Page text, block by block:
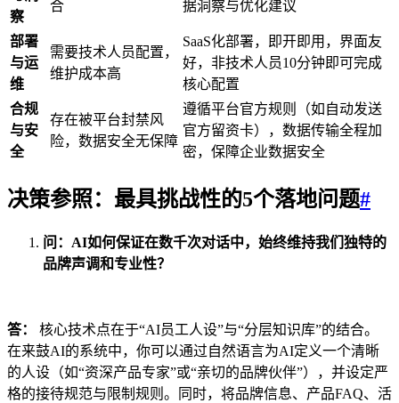
察
合
据洞察与优化建议
部署
与运
维
需要技术人员配置，
维护成本高
SaaS化部署，即开即用，界面友
好，非技术人员10分钟即可完成
核心配置
合规
与安
全
存在被平台封禁风
险，数据安全无保障
遵循平台官方规则（如自动发送
官方留资卡），数据传输全程加
密，保障企业数据安全
决策参照：最具挑战性的5个落地问题#
问：AI如何保证在数千次对话中，始终维持我们独特的
品牌声调和专业性？
答：
核心技术点在于“AI员工人设”与“分层知识库”的结合。
在来鼓AI的系统中，你可以通过自然语言为AI定义一个清晰
的人设（如“资深产品专家”或“亲切的品牌伙伴”），并设定严
格的接待规范与限制规则。同时，将品牌信息、产品FAQ、活